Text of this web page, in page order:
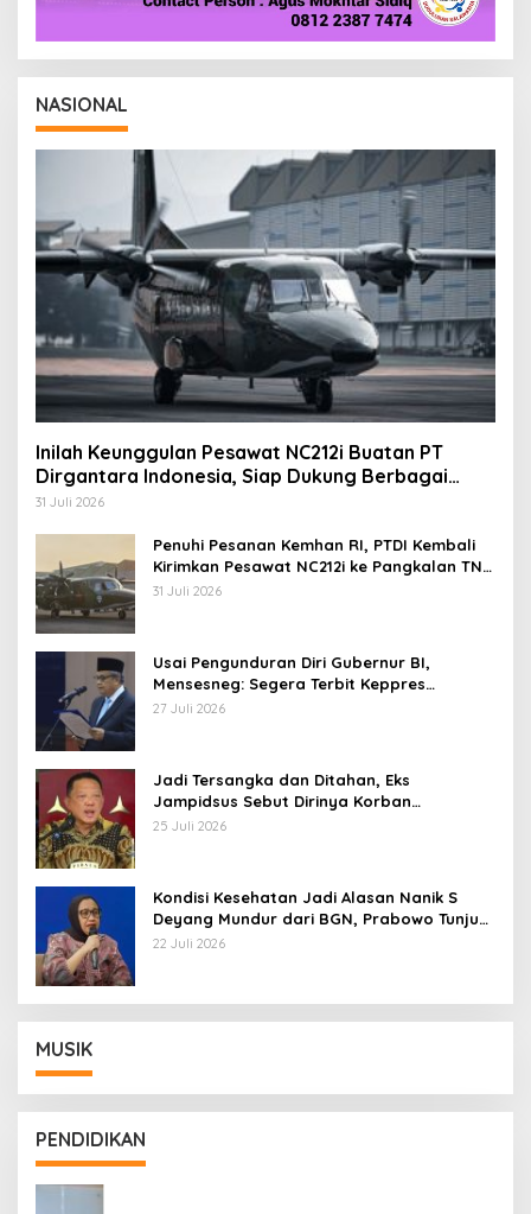
NASIONAL
Inilah Keunggulan Pesawat NC212i Buatan PT
Dirgantara Indonesia, Siap Dukung Berbagai
Operasi TNI
31 Juli 2026
Penuhi Pesanan Kemhan RI, PTDI Kembali
Kirimkan Pesawat NC212i ke Pangkalan TNI
AU
31 Juli 2026
Usai Pengunduran Diri Gubernur BI,
Mensesneg: Segera Terbit Keppres
Pemberhentian dengan Hormat
27 Juli 2026
Jadi Tersangka dan Ditahan, Eks
Jampidsus Sebut Dirinya Korban
Kriminalisasi
25 Juli 2026
Kondisi Kesehatan Jadi Alasan Nanik S
Deyang Mundur dari BGN, Prabowo Tunjuk
Wamentan Sudaryono
22 Juli 2026
MUSIK
PENDIDIKAN